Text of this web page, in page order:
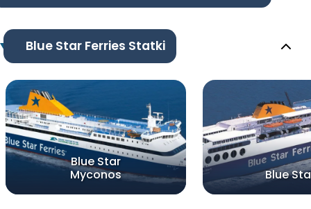
Blue Star Ferries Statki
Blue Star
Myconos
Blue